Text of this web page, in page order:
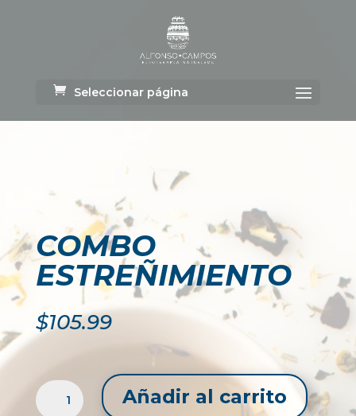
Seleccionar página
COMBO
ESTREÑIMIENTO
$105.99
COMBO
ESTREÑIMIENTOAñadir al carrito